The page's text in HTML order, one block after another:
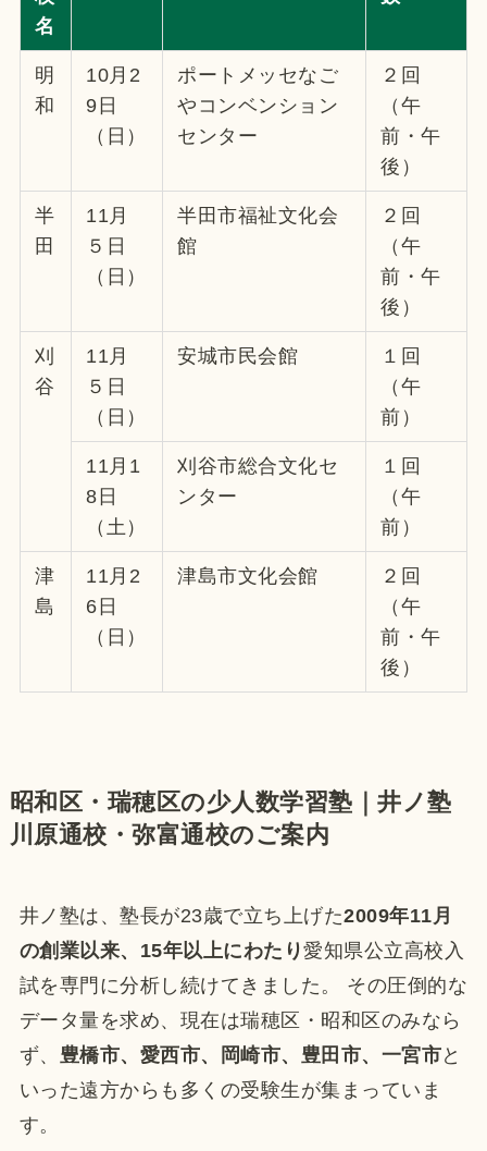
名
明
和
10月2
9日
（日）
ポートメッセなご
やコンベンション
センター
２回
（午
前・午
後）
半
田
11月
５日
（日）
半田市福祉文化会
館
２回
（午
前・午
後）
刈
谷
11月
５日
（日）
安城市民会館
１回
（午
前）
11月1
8日
（土）
刈谷市総合文化セ
ンター
１回
（午
前）
津
島
11月2
6日
（日）
津島市文化会館
２回
（午
前・午
後）
昭和区・瑞穂区の少人数学習塾｜井ノ塾
川原通校・弥富通校のご案内
井ノ塾は、塾長が23歳で立ち上げた2009年11月
の創業以来、15年以上にわたり愛知県公立高校入
試を専門に分析し続けてきました。 その圧倒的な
データ量を求め、現在は瑞穂区・昭和区のみなら
ず、 豊橋市、愛西市、岡崎市、豊田市、一宮市と
いった遠方からも多くの受験生が集まっていま
す。